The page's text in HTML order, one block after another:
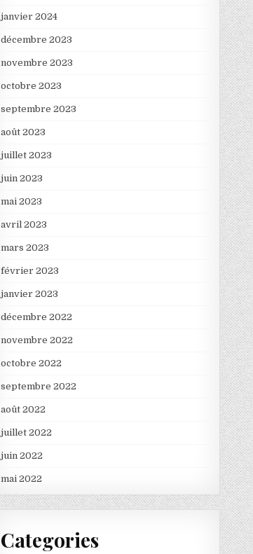
janvier 2024
décembre 2023
novembre 2023
octobre 2023
septembre 2023
août 2023
juillet 2023
juin 2023
mai 2023
avril 2023
mars 2023
février 2023
janvier 2023
décembre 2022
novembre 2022
octobre 2022
septembre 2022
août 2022
juillet 2022
juin 2022
mai 2022
Categories